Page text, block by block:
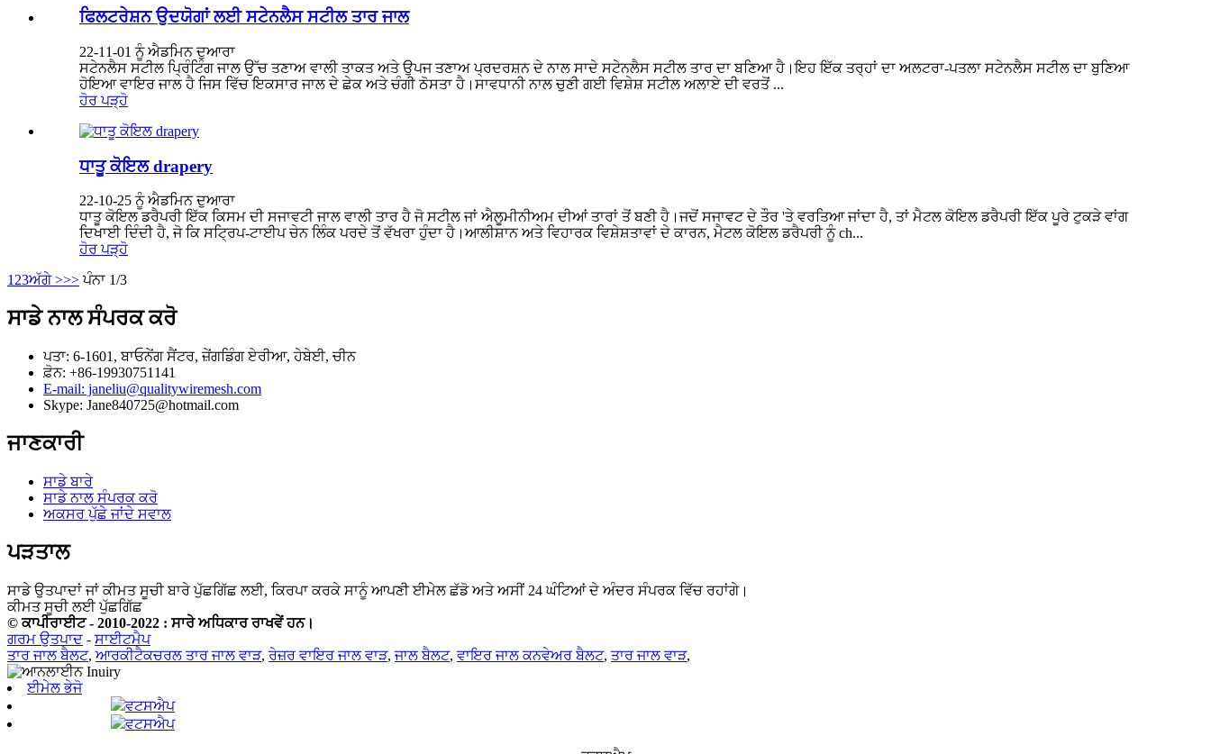
ਫਿਲਟਰੇਸ਼ਨ ਉਦਯੋਗਾਂ ਲਈ ਸਟੇਨਲੈਸ ਸਟੀਲ ਤਾਰ ਜਾਲ
22-11-01 ਨੂੰ ਐਡਮਿਨ ਦੁਆਰਾ
ਸਟੇਨਲੈਸ ਸਟੀਲ ਪ੍ਰਿੰਟਿੰਗ ਜਾਲ ਉੱਚ ਤਣਾਅ ਵਾਲੀ ਤਾਕਤ ਅਤੇ ਉਪਜ ਤਣਾਅ ਪ੍ਰਦਰਸ਼ਨ ਦੇ ਨਾਲ ਸਾਦੇ ਸਟੇਨਲੈਸ ਸਟੀਲ ਤਾਰ ਦਾ ਬਣਿਆ ਹੈ।ਇਹ ਇੱਕ ਤਰ੍ਹਾਂ ਦਾ ਅਲਟਰਾ-ਪਤਲਾ ਸਟੇਨਲੈਸ ਸਟੀਲ ਦਾ ਬੁਣਿਆ
ਹੋਇਆ ਵਾਇਰ ਜਾਲ ਹੈ ਜਿਸ ਵਿੱਚ ਇਕਸਾਰ ਜਾਲ ਦੇ ਛੇਕ ਅਤੇ ਚੰਗੀ ਠੋਸਤਾ ਹੈ।ਸਾਵਧਾਨੀ ਨਾਲ ਚੁਣੀ ਗਈ ਵਿਸ਼ੇਸ਼ ਸਟੀਲ ਅਲਾਏ ਦੀ ਵਰਤੋਂ ...
ਹੋਰ ਪੜ੍ਹੋ
ਧਾਤੂ ਕੋਇਲ drapery
22-10-25 ਨੂੰ ਐਡਮਿਨ ਦੁਆਰਾ
ਧਾਤੂ ਕੋਇਲ ਡਰੈਪਰੀ ਇੱਕ ਕਿਸਮ ਦੀ ਸਜਾਵਟੀ ਜਾਲ ਵਾਲੀ ਤਾਰ ਹੈ ਜੋ ਸਟੀਲ ਜਾਂ ਐਲੂਮੀਨੀਅਮ ਦੀਆਂ ਤਾਰਾਂ ਤੋਂ ਬਣੀ ਹੈ।ਜਦੋਂ ਸਜਾਵਟ ਦੇ ਤੌਰ 'ਤੇ ਵਰਤਿਆ ਜਾਂਦਾ ਹੈ, ਤਾਂ ਮੈਟਲ ਕੋਇਲ ਡਰੈਪਰੀ ਇੱਕ ਪੂਰੇ ਟੁਕੜੇ ਵਾਂਗ
ਦਿਖਾਈ ਦਿੰਦੀ ਹੈ, ਜੋ ਕਿ ਸਟ੍ਰਿਪ-ਟਾਈਪ ਚੇਨ ਲਿੰਕ ਪਰਦੇ ਤੋਂ ਵੱਖਰਾ ਹੁੰਦਾ ਹੈ।ਆਲੀਸ਼ਾਨ ਅਤੇ ਵਿਹਾਰਕ ਵਿਸ਼ੇਸ਼ਤਾਵਾਂ ਦੇ ਕਾਰਨ, ਮੈਟਲ ਕੋਇਲ ਡਰੈਪਰੀ ਨੂੰ ch...
ਹੋਰ ਪੜ੍ਹੋ
1 23ਅੱਗੇ >>> ਪੰਨਾ 1/3
ਸਾਡੇ ਨਾਲ ਸੰਪਰਕ ਕਰੋ
ਪਤਾ: 6-1601, ਬਾਓਨੇਂਗ ਸੈਂਟਰ, ਜ਼ੇਂਗਡਿੰਗ ਏਰੀਆ, ਹੇਬੇਈ, ਚੀਨ
ਫ਼ੋਨ: +86-19930751141
E-mail: janeliu@qualitywiremesh.com
Skype: Jane840725@hotmail.com
ਜਾਣਕਾਰੀ
ਸਾਡੇ ਬਾਰੇ
ਸਾਡੇ ਨਾਲ ਸੰਪਰਕ ਕਰੋ
ਅਕਸਰ ਪੁੱਛੇ ਜਾਂਦੇ ਸਵਾਲ
ਪੜਤਾਲ
ਸਾਡੇ ਉਤਪਾਦਾਂ ਜਾਂ ਕੀਮਤ ਸੂਚੀ ਬਾਰੇ ਪੁੱਛਗਿੱਛ ਲਈ, ਕਿਰਪਾ ਕਰਕੇ ਸਾਨੂੰ ਆਪਣੀ ਈਮੇਲ ਛੱਡੋ ਅਤੇ ਅਸੀਂ 24 ਘੰਟਿਆਂ ਦੇ ਅੰਦਰ ਸੰਪਰਕ ਵਿੱਚ ਰਹਾਂਗੇ।
ਕੀਮਤ ਸੂਚੀ ਲਈ ਪੁੱਛਗਿੱਛ
© ਕਾਪੀਰਾਈਟ - 2010-2022 : ਸਾਰੇ ਅਧਿਕਾਰ ਰਾਖਵੇਂ ਹਨ।
ਗਰਮ ਉਤਪਾਦ - ਸਾਈਟਮੈਪ
ਤਾਰ ਜਾਲ ਬੈਲਟ, ਆਰਕੀਟੈਕਚਰਲ ਤਾਰ ਜਾਲ ਵਾੜ, ਰੇਜ਼ਰ ਵਾਇਰ ਜਾਲ ਵਾੜ,ਜਾਲ ਬੈਲਟ, ਵਾਇਰ ਜਾਲ ਕਨਵੇਅਰ ਬੈਲਟ, ਤਾਰ ਜਾਲ ਵਾੜ,
ਈਮੇਲ ਭੇਜੋ
ਵਟਸਐਪ
ਵਟਸਐਪ